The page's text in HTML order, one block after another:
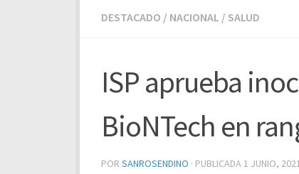
DESTACADO / NACIONAL / SALUD
ISP aprueba
BioNTech en
POR SANROSENDINO · PUBLICADA 1 JUNIO,